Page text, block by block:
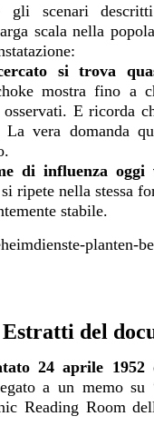
gli scenari
scala nella
si trova
mostra fino a
osservati. E ricorda
La vera domanda
di influenza oggi
ripete nella stessa
stabile.
planten-
Estratti del
24 aprile 1952
a un memo
Reading Room